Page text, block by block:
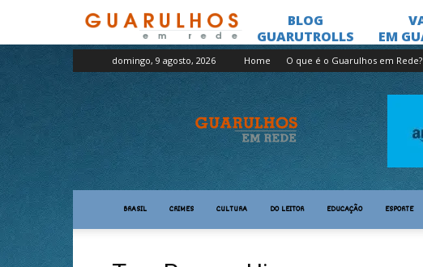
domingo, 9 agosto, 2026 Home O que é o Guarulhos em Rede?
Guarulhos
em
Rede
BRASIL CRIMES CULTURA DO LEITOR EDUCAÇÃO ESPORTE